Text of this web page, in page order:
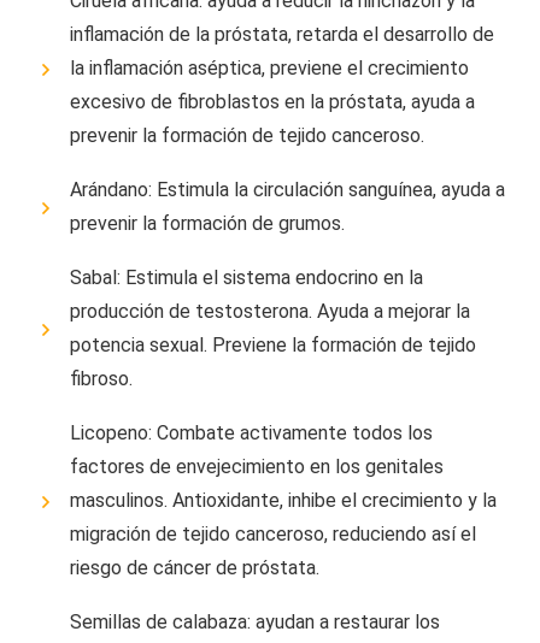
inflamación de la próstata, retarda el desarrollo de
la inflamación aséptica, previene el crecimiento
excesivo de fibroblastos en la próstata, ayuda a
prevenir la formación de tejido canceroso.
Arándano: Estimula la circulación sanguínea, ayuda a
prevenir la formación de grumos.
Sabal: Estimula el sistema endocrino en la
producción de testosterona. Ayuda a mejorar la
potencia sexual. Previene la formación de tejido
fibroso.
Licopeno: Combate activamente todos los
factores de envejecimiento en los genitales
masculinos. Antioxidante, inhibe el crecimiento y la
migración de tejido canceroso, reduciendo así el
riesgo de cáncer de próstata.
Semillas de calabaza: ayudan a restaurar los